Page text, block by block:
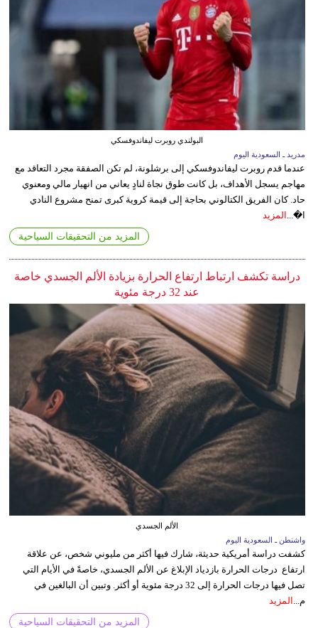
البولندي روبرت ليفاندوفسكي
مدريد ـ السعودية اليوم
عندما قدم روبرت ليفاندوفسكي إلى برشلونة، لم تكن الصفقة مجرد التعاقد مع
مهاجم يسجل الأهداف، بل كانت طوق نجاة لنادٍ يعاني من انهيار مالي ومعنوي
حاد. كان الفريق الكتالوني بحاجة إلى قيمة كروية كبرى تمنح مشروع النادي
ا�... المزيد
المزيد من التحقيقات السياحية
دراسة تكشف ارتباط ارتفاع الحرارة بزيادة الألم الجسدي خاصة
عند 32 درجة مئوية
الألم الجسدي
واشنطن ـ السعودية اليوم
كشفت دراسة أمريكية حديثة، شارك فيها أكثر من مليوني شخص، عن علاقة
ارتفاع درجات الحرارة بازدياد الإبلاغ عن الألم الجسدي، خاصةً في الأيام التي
تصل فيها درجات الحرارة إلى 32 درجة مئوية أو أكثر. وتبين أن البالغين في
م...
المزيد
المزيد من التحقيقات السياحية